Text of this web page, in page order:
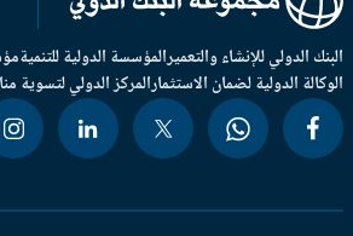
الدولي للإنشاء والتعميرالمؤسسة الدولية للتنمية
الدولية لضمان الاستثمارالمركز الدولي لتسوية